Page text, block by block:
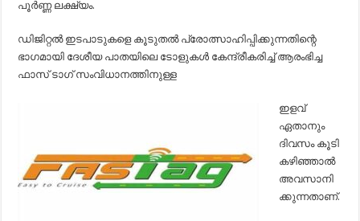
പൂര്‍ണ്ണ ലക്ഷ്യം.
ഡിജിറ്റല്‍ ഇടപാടുകളെ കൂടുതല്‍ പ്രോത്സാഹിപ്പിക്കുന്നതിന്റെ
ഭാഗമായി ദേശീയ പാതയിലെ ടോളുകള്‍ കേന്ദ്രീകരിച്ച്‌ ആരംഭിച്ച
ഫാസ് ടാഗ് സംവിധാനത്തിനുള്ള
ഇളവ്
ഏതാനും
ദിവസം കൂടി
കഴിഞ്ഞാല്‍
അവസാനി
ക്കുന്നതാണ്.